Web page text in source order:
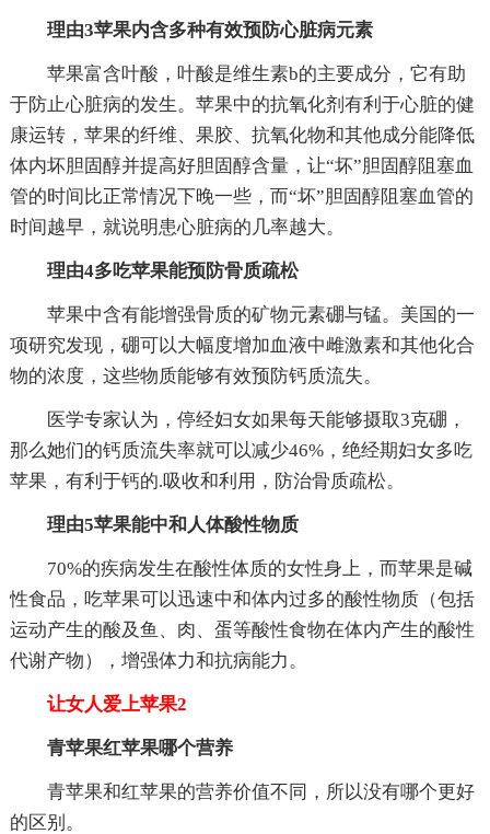
理由3苹果内含多种有效预防心脏病元素
苹果富含叶酸，叶酸是维生素b的主要成分，它有助
于防止心脏病的发生。苹果中的抗氧化剂有利于心脏的健
康运转，苹果的纤维、果胶、抗氧化物和其他成分能降低
体内坏胆固醇并提高好胆固醇含量，让“坏”胆固醇阻塞血
管的时间比正常情况下晚一些，而“坏”胆固醇阻塞血管的
时间越早，就说明患心脏病的几率越大。
理由4多吃苹果能预防骨质疏松
苹果中含有能增强骨质的矿物元素硼与锰。美国的一
项研究发现，硼可以大幅度增加血液中雌激素和其他化合
物的浓度，这些物质能够有效预防钙质流失。
医学专家认为，停经妇女如果每天能够摄取3克硼，
那么她们的钙质流失率就可以减少46%，绝经期妇女多吃
苹果，有利于钙的.吸收和利用，防治骨质疏松。
理由5苹果能中和人体酸性物质
70%的疾病发生在酸性体质的女性身上，而苹果是碱
性食品，吃苹果可以迅速中和体内过多的酸性物质（包括
运动产生的酸及鱼、肉、蛋等酸性食物在体内产生的酸性
代谢产物），增强体力和抗病能力。
让女人爱上苹果2
青苹果红苹果哪个营养
青苹果和红苹果的营养价值不同，所以没有哪个更好
的区别。